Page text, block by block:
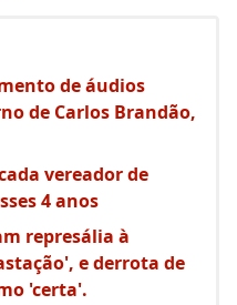
de áudios
de Carlos Brandão,
vereador de
4 anos
represália à
e derrota de
'certa'.